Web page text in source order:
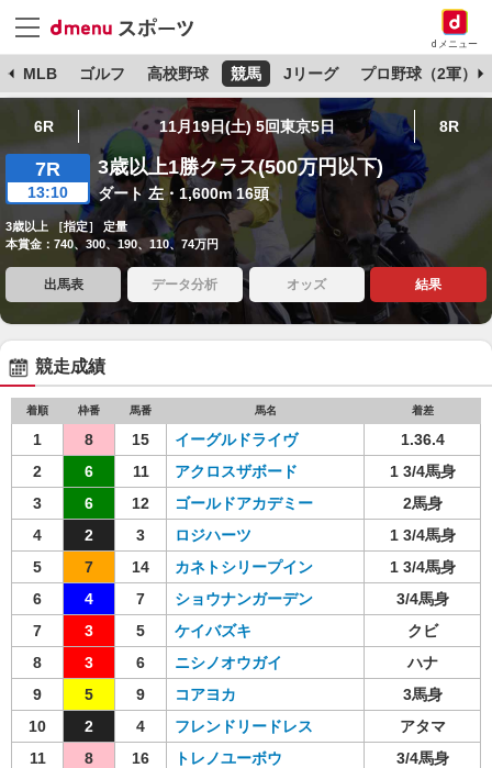
dメニュー
MLB ゴルフ 高校野球 競馬 Jリーグ プロ野球（2軍）
6R 11月19日(土) 5回東京5日 8R
7R
13:10
3歳以上1勝クラス(500万円以下)
ダート 左・1,600m 16頭
3歳以上 ［指定］ 定量
本賞金：740、300、190、110、74万円
出馬表 データ分析 オッズ 結果
競走成績
着順 枠番 馬番 馬名 着差
1 8 15 イーグルドライヴ
1.36.4
2
6 11 アクロスザボード
1 3/4馬身
3
6 12 ゴールドアカデミー
2馬身
4
2 3 ロジハーツ
1 3/4馬身
5
7 14 カネトシリープイン
1 3/4馬身
6
4 7 ショウナンガーデン
3/4馬身
7
3 5 ケイバズキ
クビ
8
3 6 ニシノオウガイ
ハナ
9
5 9 コアヨカ
3馬身
10
2 4 フレンドリードレス
アタマ
11
8 16 トレノユーボウ
3/4馬身